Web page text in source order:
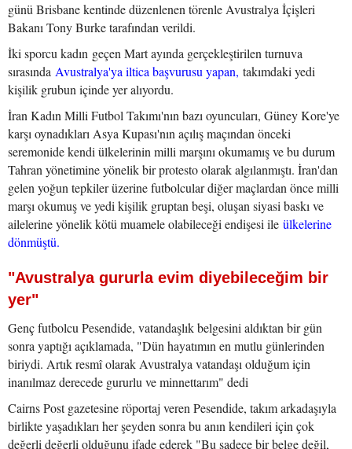
günü Brisbane kentinde düzenlenen törenle Avustralya İçişleri
Bakanı Tony Burke tarafından verildi.
İki sporcu kadın geçen Mart ayında gerçekleştirilen turnuva
sırasında Avustralya'ya iltica başvurusu yapan, takımdaki yedi
kişilik grubun içinde yer alıyordu.
İran Kadın Milli Futbol Takımı'nın bazı oyuncuları, Güney Kore'ye
karşı oynadıkları Asya Kupası'nın açılış maçından önceki
seremonide kendi ülkelerinin milli marşını okumamış ve bu durum
Tahran yönetimine yönelik bir protesto olarak algılanmıştı. İran'dan
gelen yoğun tepkiler üzerine futbolcular diğer maçlardan önce milli
marşı okumuş ve yedi kişilik gruptan beşi, oluşan siyasi baskı ve
ailelerine yönelik kötü muamele olabileceği endişesi ile ülkelerine
dönmüştü.
"Avustralya gururla evim diyebileceğim bir
yer"
Genç futbolcu Pesendide, vatandaşlık belgesini aldıktan bir gün
sonra yaptığı açıklamada, "Dün hayatımın en mutlu günlerinden
biriydi. Artık resmî olarak Avustralya vatandaşı olduğum için
inanılmaz derecede gururlu ve minnettarım" dedi
Cairns Post gazetesine röportaj veren Pesendide, takım arkadaşıyla
birlikte yaşadıkları her şeyden sonra bu anın kendileri için çok
değerli değerli olduğunu ifade ederek "Bu sadece bir belge değil,